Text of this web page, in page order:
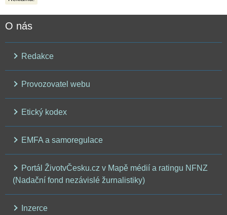
O nás
Redakce
Provozovatel webu
Etický kodex
EMFA a samoregulace
Portál ŽivotvČesku.cz v Mapě médií a ratingu NFNZ
(Nadační fond nezávislé žurnalistiky)
Inzerce